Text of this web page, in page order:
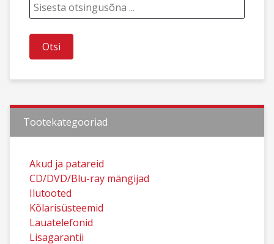
Tootekategooriad
Akud ja patareid
CD/DVD/Blu-ray mängijad
Ilutooted
Kõlarisüsteemid
Lauatelefonid
Lisagarantii